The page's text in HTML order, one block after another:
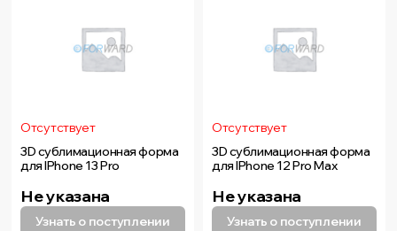
Отсутствует
3D сублимационная форма
для IPhone 13 Pro
Не указана
Узнать о поступлении
Отсутствует
3D сублимационная форма
для IPhone 12 Pro Max
Не указана
Узнать о поступлении